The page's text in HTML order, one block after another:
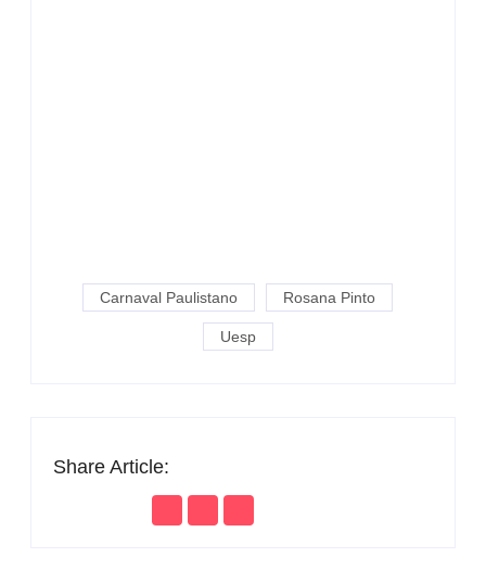
Carnaval Paulistano Rosana Pinto
Uesp
Share Article: